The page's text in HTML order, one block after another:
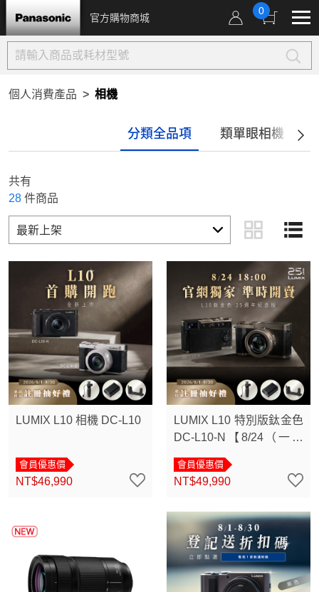
官方購物商城
0
個人消費產品 相機
分類全品項 類單眼相機
共有
28 件商品
LUMIX L10 相機 DC-L10
會員優惠價
NT$46,990
LUMIX L10 特別版鈦金色
DC-L10-N【8/24（一）
會員優惠價
NT$49,990